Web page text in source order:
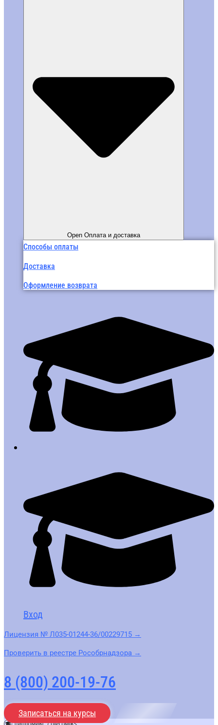
Open Оплата и доставка
Способы оплаты
Доставка
Оформление возврата
Вход
Лицензия № Л035-01244-36/00229715 →
Проверить в реестре Рособрнадзора →
8 (800) 200-19-76
Записаться на курсы